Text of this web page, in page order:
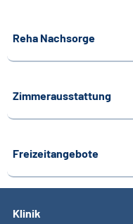
Reha Nachsorge
Zimmerausstattung
Freizeitangebote
Klinik